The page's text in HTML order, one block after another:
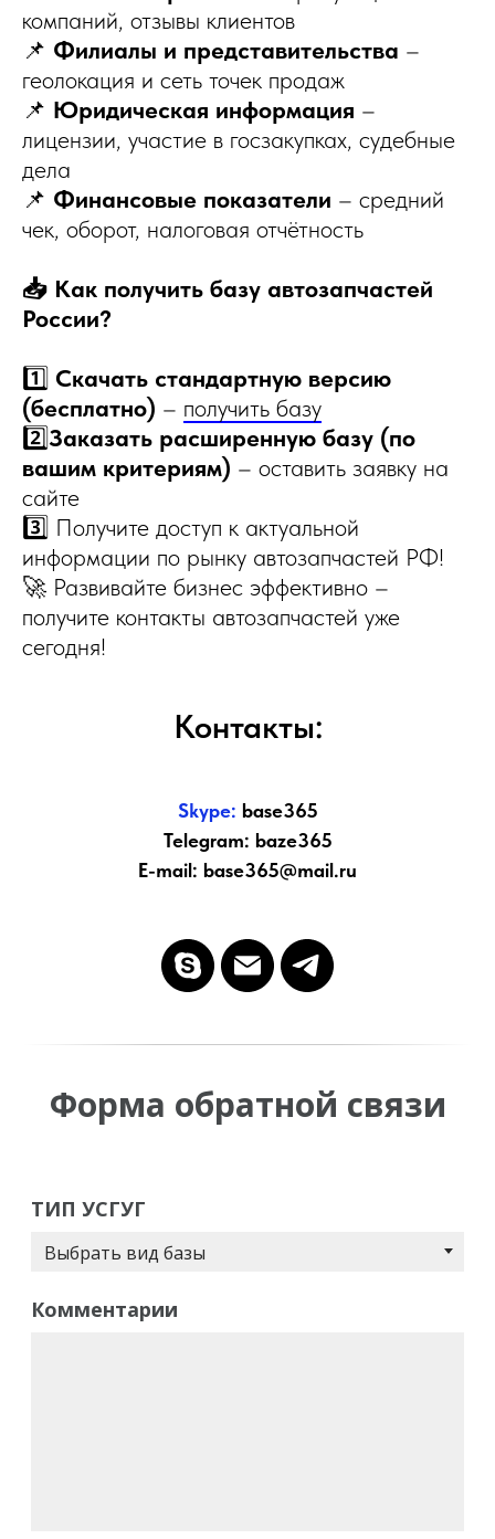
компаний, отзывы клиентов
📌 Филиалы и представительства –
геолокация и сеть точек продаж
📌 Юридическая информация –
лицензии, участие в госзакупках, судебные
дела
📌 Финансовые показатели – средний
чек, оборот, налоговая отчётность
📥 Как получить базу автозапчастей
России?
1️⃣ Скачать стандартную версию
(бесплатно) – получить базу
2️⃣Заказать расширенную базу (по
вашим критериям) – оставить заявку на
сайте
3️⃣ Получите доступ к актуальной
информации по рынку автозапчастей РФ!
🚀 Развивайте бизнес эффективно –
получите контакты автозапчастей уже
сегодня!
Контакты:
Skype: base365
Telegram: baze365
E-mail: base365@mail.ru